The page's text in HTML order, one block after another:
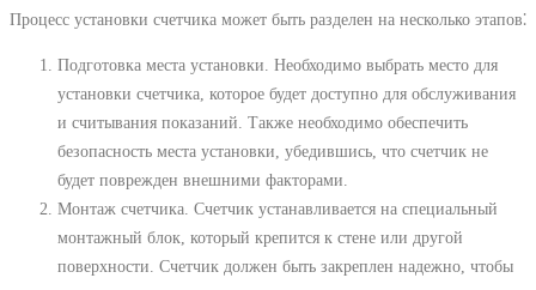
Процесс установки счетчика может быть разделен на несколько этапов⁚
Подготовка места установки. Необходимо выбрать место для
установки счетчика, которое будет доступно для обслуживания
и считывания показаний. Также необходимо обеспечить
безопасность места установки, убедившись, что счетчик не
будет поврежден внешними факторами.
Монтаж счетчика. Счетчик устанавливается на специальный
монтажный блок, который крепится к стене или другой
поверхности. Счетчик должен быть закреплен надежно, чтобы